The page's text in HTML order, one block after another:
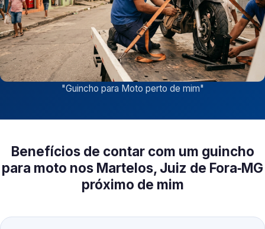
"Guincho para Moto perto de mim"
Benefícios de contar com um guincho
para moto nos Martelos, Juiz de Fora‑MG
próximo de mim